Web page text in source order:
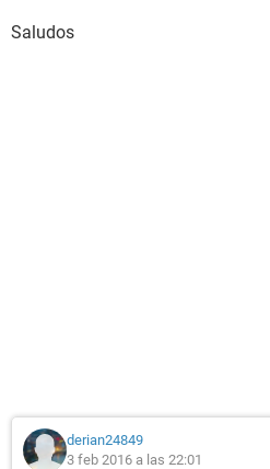
Saludos
derian24849
3 feb 2016 a las 22:01